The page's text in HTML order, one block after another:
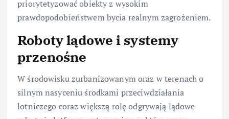
priorytetyzować obiekty z wysokim
prawdopodobieństwem bycia realnym zagrożeniem.
Roboty lądowe i systemy
przenośne
W środowisku zurbanizowanym oraz w terenach o
silnym nasyceniu środkami przeciwdziałania
lotniczego coraz większą rolę odgrywają lądowe